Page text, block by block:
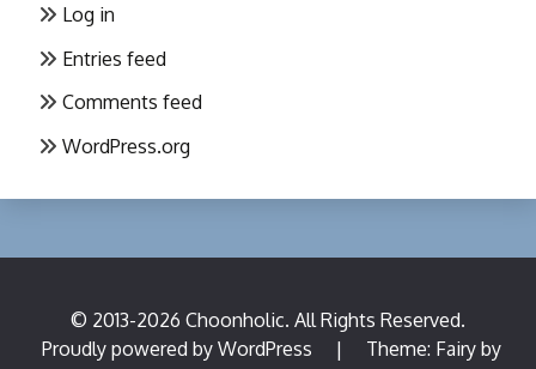
Log in
Entries feed
Comments feed
WordPress.org
© 2013-2026 Choonholic. All Rights Reserved.
Proudly powered by WordPress
|
Theme: Fairy by